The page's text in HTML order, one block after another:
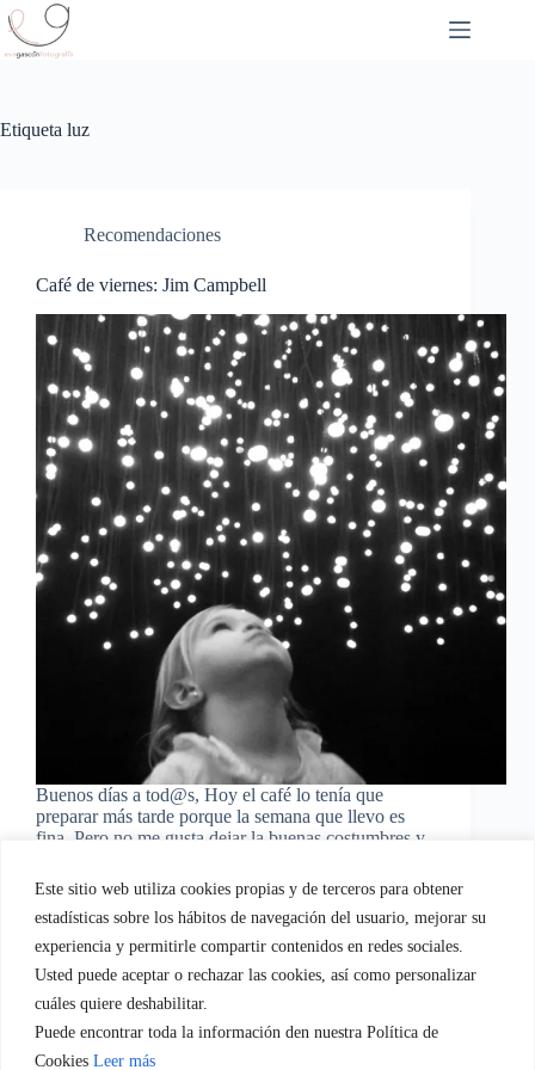
Este sitio web utiliza cookies propias y de terceros para obtener
estadísticas sobre los hábitos de navegación del usuario, mejorar su
experiencia y permitirle compartir contenidos en redes sociales.
Usted puede aceptar o rechazar las cookies, así como personalizar
cuáles quiere deshabilitar.
Puede encontrar toda la información den nuestra Política de
Cookies Leer más
Saltar
al
contenido
Etiqueta luz
Recomendaciones
Café de viernes: Jim Campbell
Buenos días a tod@s, Hoy el café lo tenía que
preparar más tarde porque la semana que llevo es
fina. Pero no me gusta dejar la buenas costumbres y
siempre me…
08/05/2015
1 comentario
Quien soy Servicios empresa.
Servicios Familia
Blog
Regala-te Fotografia